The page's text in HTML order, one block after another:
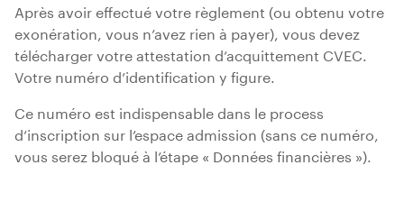
Après avoir effectué votre règlement (ou obtenu votre
exonération, vous n’avez rien à payer), vous devez
télécharger votre attestation d’acquittement CVEC.
Votre numéro d’identification y figure.
Ce numéro est indispensable dans le process
d’inscription sur l’espace admission (sans ce numéro,
vous serez bloqué à l’étape « Données financières »).